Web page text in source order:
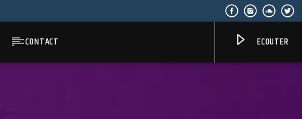
CONTACT ECOUTER